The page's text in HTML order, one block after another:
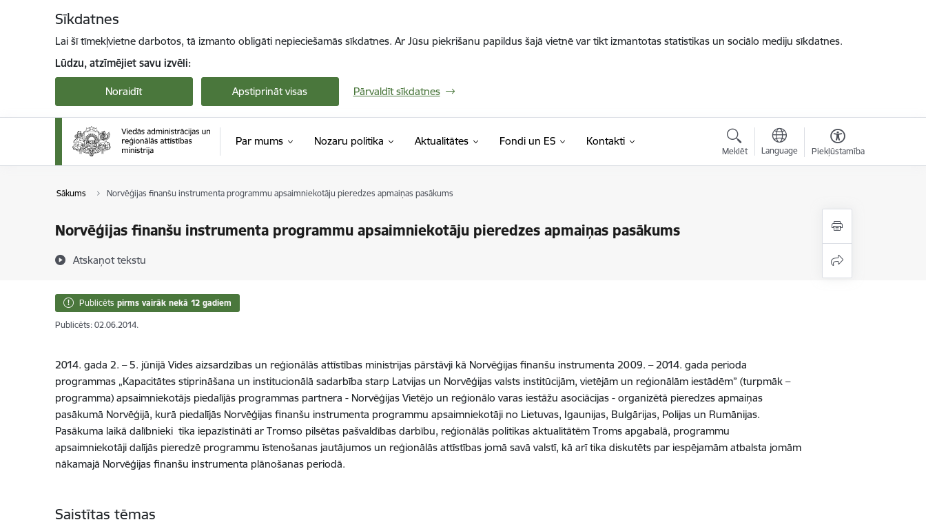
Sīkdatnes
Lai šī tīmekļvietne darbotos, tā izmanto obligāti nepieciešamās sīkdatnes. Ar Jūsu piekrišanu papildus šajā vietnē var tikt izmantotas statistikas un sociālo mediju sīkdatnes.
Lūdzu, atzīmējiet savu izvēli:
Noraidīt Apstiprināt visas Pārvaldīt sīkdatnes
Par mums Nozaru politika Aktualitātes Fondi un ES Kontakti
Meklēt Language Piekļūstamība
Sākums Norvēģijas finanšu instrumenta programmu apsaimniekotāju pieredzes apmaiņas pasākums
Norvēģijas finanšu instrumenta programmu apsaimniekotāju pieredzes apmaiņas pasākums
Atskaņot tekstu
Publicēts pirms vairāk nekā 12 gadiem
Publicēts: 02.06.2014.
2014. gada 2. – 5. jūnijā Vides aizsardzības un reģionālās attīstības ministrijas pārstāvji kā Norvēģijas finanšu instrumenta 2009. – 2014. gada perioda
programmas „Kapacitātes stiprināšana un institucionālā sadarbība starp Latvijas un Norvēģijas valsts institūcijām, vietējām un reģionālām iestādēm” (turpmāk –
programma) apsaimniekotājs piedalījās programmas partnera - Norvēģijas Vietējo un reģionālo varas iestāžu asociācijas - organizētā pieredzes apmaiņas
pasākumā Norvēģijā, kurā piedalījās Norvēģijas finanšu instrumenta programmu apsaimniekotāji no Lietuvas, Igaunijas, Bulgārijas, Polijas un Rumānijas.
Pasākuma laikā dalībnieki tika iepazīstināti ar Tromso pilsētas pašvaldības darbību, reģionālās politikas aktualitātēm Troms apgabalā, programmu
apsaimniekotāji dalījās pieredzē programmu īstenošanas jautājumos un reģionālās attīstības jomā savā valstī, kā arī tika diskutēts par iespējamām atbalsta jomām
nākamajā Norvēģijas finanšu instrumenta plānošanas periodā.
Saistītas tēmas